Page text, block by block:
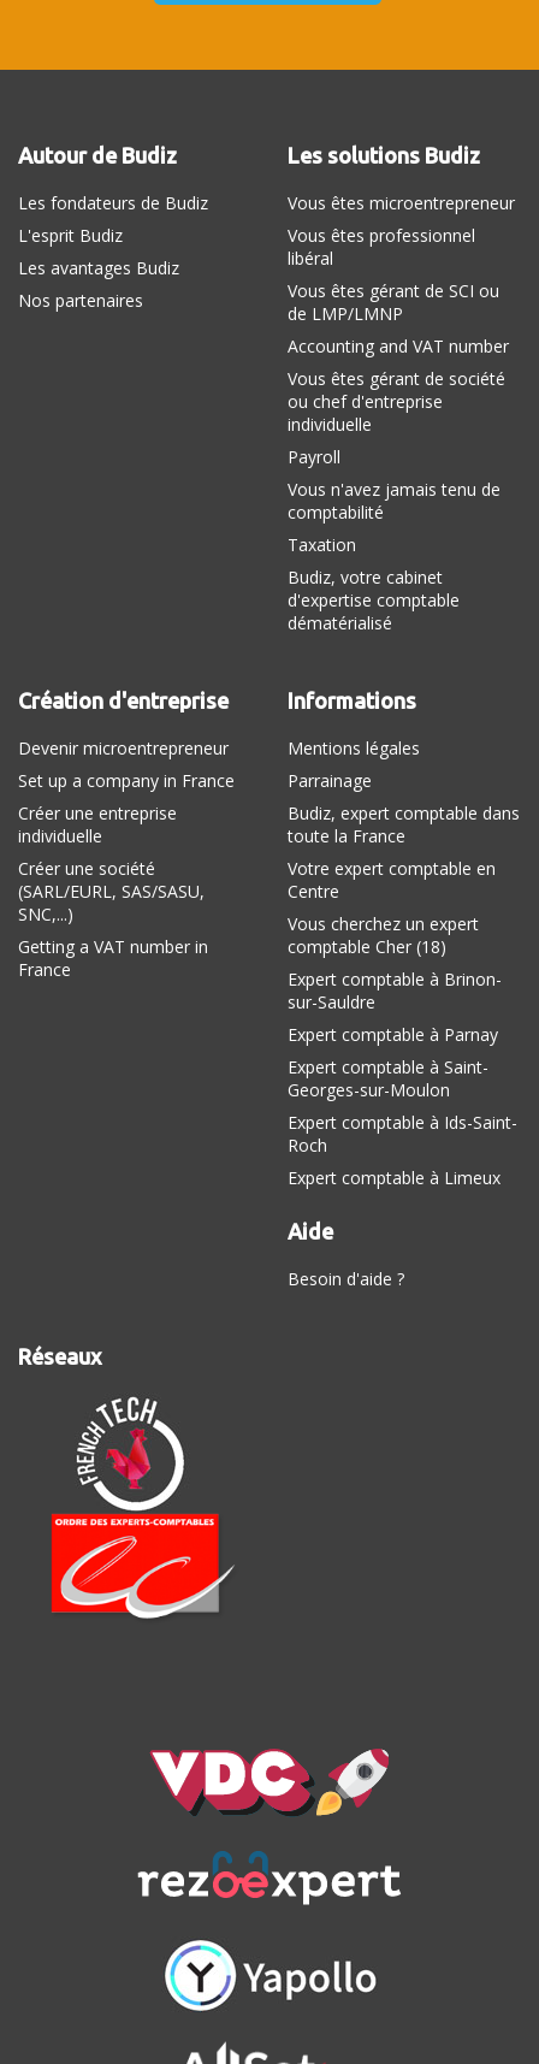
Autour de Budiz
Les fondateurs de Budiz
L'esprit Budiz
Les avantages Budiz
Nos partenaires
Les solutions Budiz
Vous êtes microentrepreneur
Vous êtes professionnel
libéral
Vous êtes gérant de SCI ou
de LMP/LMNP
Accounting and VAT number
Vous êtes gérant de société
ou chef d'entreprise
individuelle
Payroll
Vous n'avez jamais tenu de
comptabilité
Taxation
Budiz, votre cabinet
d'expertise comptable
dématérialisé
Création d'entreprise
Devenir microentrepreneur
Set up a company in France
Créer une entreprise
individuelle
Créer une société
(SARL/EURL, SAS/SASU,
SNC,...)
Getting a VAT number in
France
Informations
Mentions légales
Parrainage
Budiz, expert comptable dans
toute la France
Votre expert comptable en
Centre
Vous cherchez un expert
comptable Cher (18)
Expert comptable à Brinon-
sur-Sauldre
Expert comptable à Parnay
Expert comptable à Saint-
Georges-sur-Moulon
Expert comptable à Ids-Saint-
Roch
Expert comptable à Limeux
Aide
Besoin d'aide ?
Réseaux